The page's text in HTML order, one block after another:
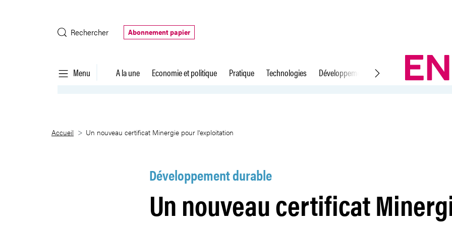
Rechercher
Abonnement papier
Menu A la une Economie et politique Pratique Technologies Développement durable Droit du travail
Un nouveau certificat Minergie pour l&#39;exploitation
Accueil Un nouveau certificat Minergie pour l'exploitation
Développement durable
Un nouveau certificat